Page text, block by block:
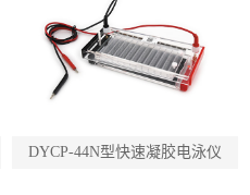
DYCP-44N型快速凝胶电泳仪